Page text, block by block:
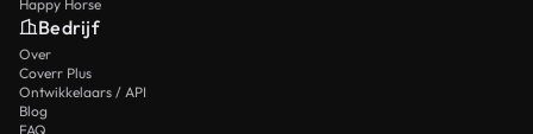
Happy Horse
Bedrijf
Over
Coverr Plus
Ontwikkelaars / API
Blog
FAQ